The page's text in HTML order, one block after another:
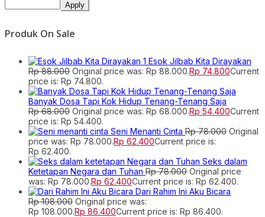
Apply
Produk On Sale
Esok Jilbab Kita Dirayakan
Rp88.000 Original price was: Rp 88.000.Rp 74.800Current
price is: Rp 74.800.
Banyak Dosa Tapi Kok Hidup Tenang-Tenang Saja
Rp68.000 Original price was: Rp 68.000.Rp 54.400Current
price is: Rp 54.400.
Seni Menanti Cinta Rp78.000 Original
price was: Rp 78.000.Rp 62.400Current price is:
Rp 62.400.
Seks dalam
Ketetapan Negara dan Tuhan Rp78.000 Original price
was: Rp 78.000.Rp 62.400Current price is: Rp 62.400.
Dari Rahim Ini Aku Bicara
Rp108.000 Original price was:
Rp 108.000.Rp 86.400Current price is: Rp 86.400.